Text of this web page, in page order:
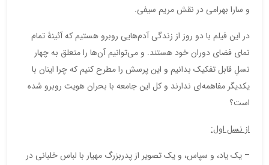
و سارا بهرامی در نقش مریم سیفی.
در این فیلم با دو روز از زندگی آدم‌هایی روبرو هستیم که آئینۀ تمام
نمای فضای دوران خود هستند. و می‌توانیم آن‌ها را متعلق به چهار
نسلِ قابل تفکیک بدانیم و این پرسش را مطرح کنیم که چرا اینان با
یکدیگر مفاهمه‌ای ندارند و کل این جامعه با بحران هویت روبرو شده
است؟
از نسل اول:
– یک یاد، و سپاس، و یک تصویر از پدربزرگ مهیار با لباس خلبانی در